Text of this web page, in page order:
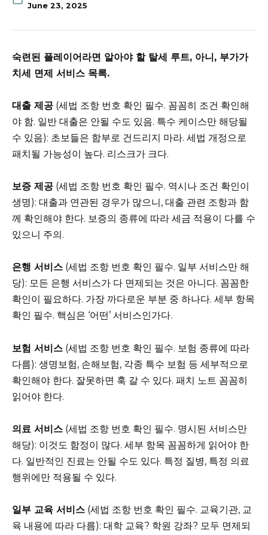
June 23, 2025
숙련된 플레이어라면 알아야 할 탈세 루트, 아니, 부가가
치세 면제 서비스 목록.
대출 제공 (세법 조항 번호 확인 필수. 꼼꼼히 조건 확인해
야 함. 일반 대출은 안될 수도 있음. 특수 케이스만 해당될
수 있음): 초보들은 함부로 건드리지 마라. 세법 개정으로
패치될 가능성이 높다. 리스크가 크다.
보증 제공 (세법 조항 번호 확인 필수. 역시나 조건 확인이
생명): 대출과 연관된 경우가 많으니, 대출 관련 조항과 함
께 확인해야 한다. 보증의 종류에 따라 세금 적용이 다를 수
있으니 주의.
은행 서비스 (세법 조항 번호 확인 필수. 일부 서비스만 해
당): 모든 은행 서비스가 다 면제되는 것은 아니다. 꼼꼼한
확인이 필요하다. 가장 까다로운 부분 중 하나다. 세부 항목
확인 필수. 핵심은 ‘어떤’ 서비스인가다.
보험 서비스 (세법 조항 번호 확인 필수. 보험 종류에 따라
다름): 생명보험, 손해보험, 각종 특수 보험 등 세부적으로
확인해야 한다. 잘못하면 훅 갈 수 있다. 패치 노트 꼼꼼히
읽어야 한다.
의료 서비스 (세법 조항 번호 확인 필수. 명시된 서비스만
해당): 이것도 함정이 많다. 세부 항목 꼼꼼하게 읽어야 한
다. 일반적인 진료는 안될 수도 있다. 특정 질병, 특정 의료
행위에만 적용될 수 있다.
일부 교육 서비스 (세법 조항 번호 확인 필수. 교육기관, 교
육 내용에 따라 다름): 대학 교육? 학원 강좌? 모두 면제되